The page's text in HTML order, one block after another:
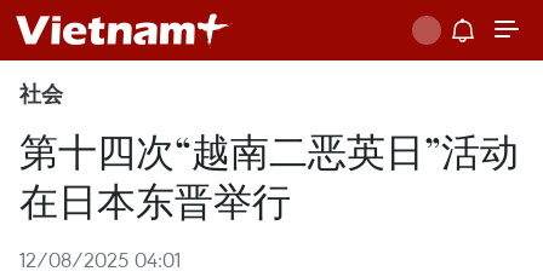
社会
第十四次“越南二恶英日”活动
在日本东晋举行
12/08/2025 04:01